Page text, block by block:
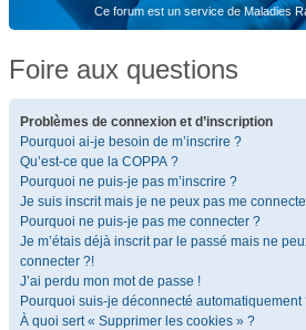
Ce forum est un service de Maladies
Foire aux questions
Problèmes de connexion et d’inscription
Pourquoi ai-je besoin de m’inscrire ?
Qu’est-ce que la COPPA ?
Pourquoi ne puis-je pas m’inscrire ?
Je suis inscrit mais je ne peux pas me
Pourquoi ne puis-je pas me connecter ?
Je m’étais déjà inscrit par le passé mais ne
connecter ?!
J’ai perdu mon mot de passe !
Pourquoi suis-je déconnecté automatiquement
À quoi sert « Supprimer les cookies » ?